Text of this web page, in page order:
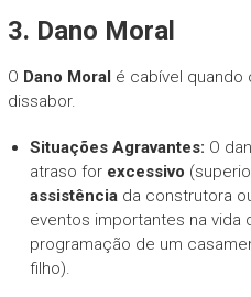
3. Dano Moral
O Dano Moral é cabível quando
dissabor.
Situações Agravantes: O
atraso for excessivo
assistênciada construtora
eventos importantes na vida
programação de um
filho).